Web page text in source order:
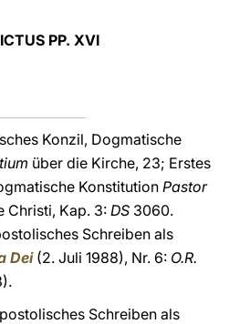
PP. XVI
Konzil, Dogmatische
über die Kirche, 23; Erstes
KonstitutionPastor
Christi, Kap. 3: DS 3060.
Schreiben als
Dei(2. Juli 1988), Nr. 6: O.R.
Schreiben als